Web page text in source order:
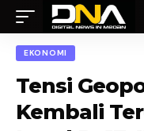
EKONOMI
Tensi
Kembali